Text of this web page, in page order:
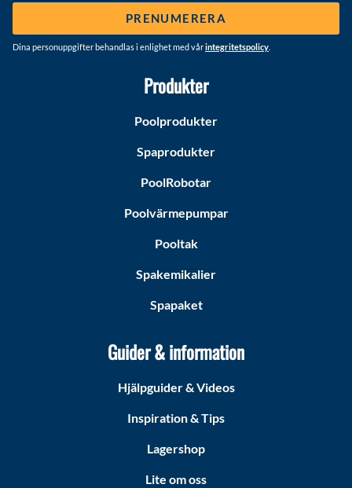
PRENUMERERA
Dina personuppgifter behandlas i enlighet med vårintegritetspolicy
Produkter
Poolprodukter
Spaprodukter
PoolRobotar
Poolvärmepumpar
Pooltak
Spakemikalier
Spapaket
Guider & information
Hjälpguider & Videos
Inspiration & Tips
Lagershop
Lite om oss